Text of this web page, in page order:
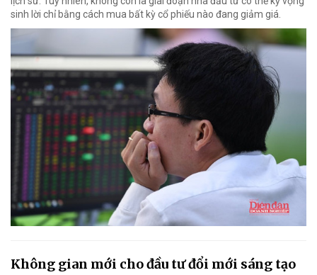
sinh lời chỉ bằng cách mua bất kỳ cổ phiếu nào đang giảm giá.
Không gian mới cho đầu tư đổi mới sáng tạo